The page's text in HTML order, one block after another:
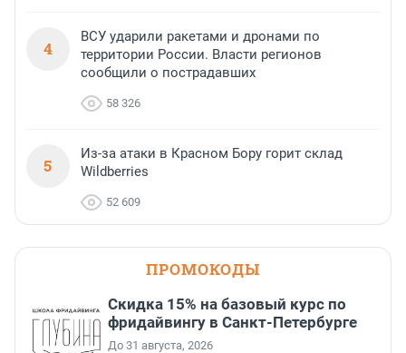
4
ВСУ ударили ракетами и дронами по
территории России. Власти регионов
сообщили о пострадавших
58 326
5
Из-за атаки в Красном Бору горит склад
Wildberries
52 609
ПРОМОКОДЫ
Скидка 15% на базовый курс по
фридайвингу в Санкт-Петербурге
До 31 августа, 2026